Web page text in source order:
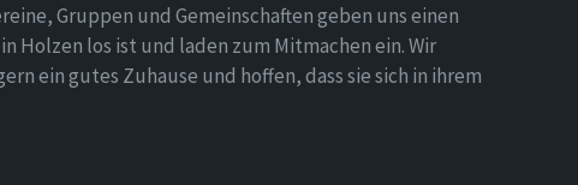
Gruppen und Gemeinschaften geben uns einen
Holzen los ist und laden zum Mitmachen ein. Wir
ein gutes Zuhause und hoffen, dass sie sich in ihrem